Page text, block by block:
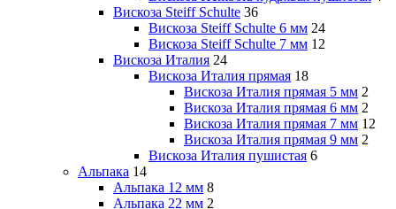
Вискоза Steiff Schulte 36
Вискоза Steiff Schulte 6 мм 24
Вискоза Steiff Schulte 7 мм 12
Вискоза Италия 24
Вискоза Италия прямая 18
Вискоза Италия прямая 5 мм 2
Вискоза Италия прямая 6 мм 2
Вискоза Италия прямая 7 мм 12
Вискоза Италия прямая 9 мм 2
Вискоза Италия пушистая 6
Альпака 14
Альпака 12 мм 8
Альпака 22 мм 2